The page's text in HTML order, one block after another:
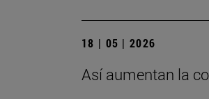
18 | 05 | 2026
Así aumentan la